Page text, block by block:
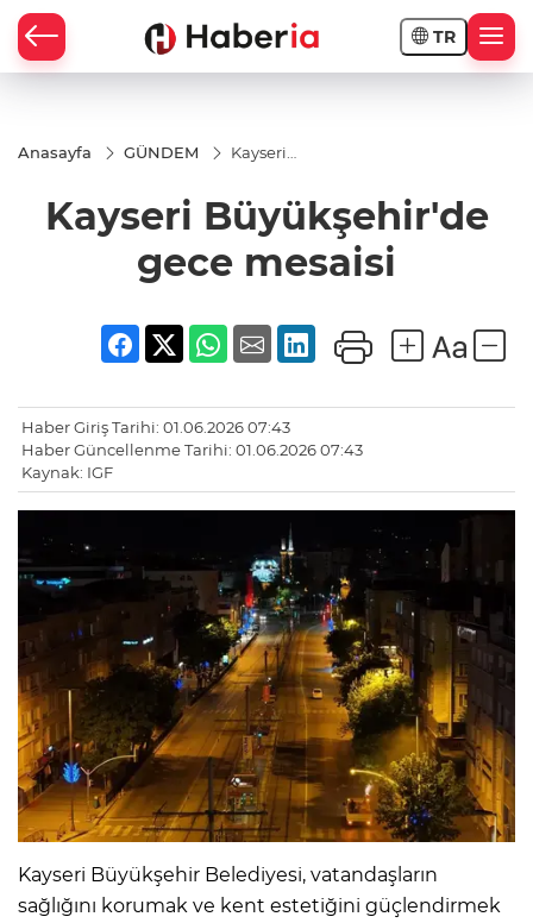
TR
Anasayfa GÜNDEM
Kayseri
Kayseri Büyükşehir'de
gece mesaisi
Haber Giriş Tarihi: 01.06.2026 07:43
Haber Güncellenme Tarihi: 01.06.2026 07:43
Kaynak: IGF
Kayseri Büyükşehir Belediyesi, vatandaşların
sağlığını korumak ve kent estetiğini güçlendirmek